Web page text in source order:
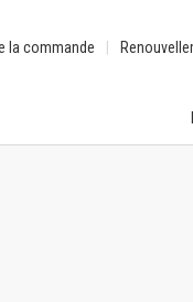
la commande